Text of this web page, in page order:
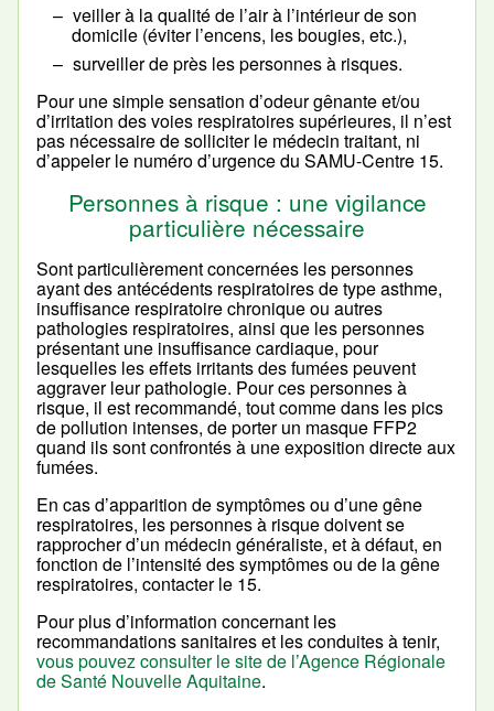
veiller à la qualité de l’air à l’intérieur de son
domicile (éviter l’encens, les bougies, etc.),
surveiller de près les personnes à risques.
Pour une simple sensation d’odeur gênante et/ou
d’irritation des voies respiratoires supérieures, il n’est
pas nécessaire de solliciter le médecin traitant, ni
d’appeler le numéro d’urgence du SAMU-Centre 15.
Personnes à risque : une vigilance
particulière nécessaire
Sont particulièrement concernées les personnes
ayant des antécédents respiratoires de type asthme,
insuffisance respiratoire chronique ou autres
pathologies respiratoires, ainsi que les personnes
présentant une insuffisance cardiaque, pour
lesquelles les effets irritants des fumées peuvent
aggraver leur pathologie. Pour ces personnes à
risque, il est recommandé, tout comme dans les pics
de pollution intenses, de porter un masque FFP2
quand ils sont confrontés à une exposition directe aux
fumées.
En cas d’apparition de symptômes ou d’une gêne
respiratoires, les personnes à risque doivent se
rapprocher d’un médecin généraliste, et à défaut, en
fonction de l’intensité des symptômes ou de la gêne
respiratoires, contacter le 15.
Pour plus d’information concernant les
recommandations sanitaires et les conduites à tenir,
vous pouvez consulter le site de l’Agence Régionale
de Santé Nouvelle Aquitaine.